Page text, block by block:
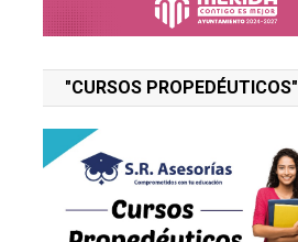
"CURSOS PROPEDÉUTICOS"